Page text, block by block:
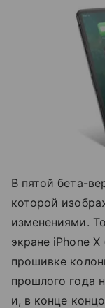
В пятой бета-
которой
изменениями.
экране iPhone
прошивке
прошлого года
и, в конце